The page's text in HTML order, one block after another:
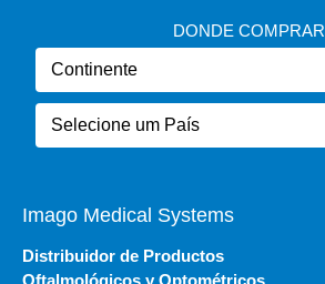
DONDE COMPRAR
Imago Medical Systems
Distribuidor de Productos
Oftalmológicos y Optométricos